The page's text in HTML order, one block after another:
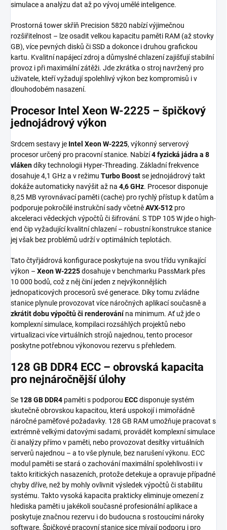
simulace a analýzu dat až po vývoj umělé inteligence.
Prostorná tower skříň Precision 5820 nabízí výjimečnou
rozšiřitelnost – lze osadit velkou kapacitu paměti RAM (až stovky
GB), více pevných disků či SSD a dokonce i druhou grafickou
kartu. Kvalitní napájecí zdroj a důmyslné chlazení zajišťují stabilní
provoz i při maximální zátěži. Jde zkrátka o stroj navržený pro
uživatele, kteří vyžadují spolehlivý výkon bez kompromisů i v
dlouhodobém nasazení.
Procesor Intel Xeon W-2225 – špičkový
jednojádrový výkon
Srdcem sestavy je Intel Xeon W-2225, výkonný serverový
procesor určený pro pracovní stanice. Nabízí4 fyzická jádra a 8
vlákendíky technologii Hyper-Threading. Základní frekvence
dosahuje 4,1 GHz a v režimu Turbo Boostse jednojádrový takt
dokáže automaticky navýšit až na 4,6 GHz. Procesor disponuje
8,25 MB vyrovnávací paměti (cache) pro rychlý přístup k datům a
podporuje pokročilé instrukční sady včetněAVX-512 pro
akceleraci vědeckých výpočtů či šifrování. S TDP 105 W jde o high-
end čip vyžadující kvalitní chlazení – robustní konstrukce stanice
jej však bez problémů udrží v optimálních teplotách.
Tato čtyřjádrová konfigurace poskytuje na svou třídu vynikající
výkon – Xeon W-2225dosahuje v benchmarku PassMark přes
10 000 bodů, což z něj činí jeden z nejvýkonnějších
jednopaticových procesorů své generace. Díky tomu zvládne
stanice plynule provozovat více náročných aplikací současně a
zkrátit dobu výpočtů či renderovánína minimum. Ať už jde o
komplexní simulace, kompilaci rozsáhlých projek­tů nebo
virtualizaci více virtuálních strojů najednou, tento procesor
poskytne potřebnou výkonovou rezervu s přehledem.
128 GB DDR4 ECC – obrovská kapacita
pro nejnáročnější úlohy
Se 128 GB DDR4 paměti s podporou ECCdisponuje systém
skutečně obrovskou kapacitou, která uspokojí i mimořádně
náročné paměťové požadavky. 128 GB RAM umožňuje pracovat s
extrémně velkými datovými sadami, provádět komplexní simulace
či analýzy přímo v paměti, nebo provozovat desítky virtuálních
serverů najednou – a to vše plynule, bez narušení výkonu. ECC
modul paměti se stará o zachování maximální spolehlivosti i v
takto kritických nasazeních, protože detekuje a opravuje případné
chyby dříve, než by mohly ovlivnit výsledek výpočtů či stabilitu
systému. Takto vysoká kapacita prakticky eliminuje omezení z
hlediska paměti u jakékoli současné profesionální aplikace a
poskytuje značnou rezervu i do budoucna s rostoucími nároky
software. Špičkové pracovní stanice sice mívají podporu i pro